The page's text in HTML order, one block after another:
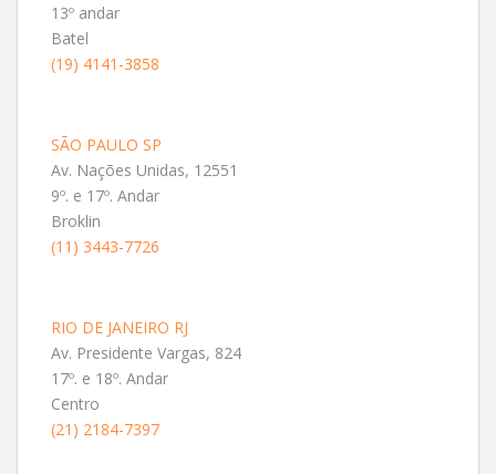
13º andar
Batel
(19) 4141-3858
SÃO PAULO SP
Av. Nações Unidas, 12551
9º. e 17º. Andar
Broklin
(11) 3443-7726
RIO DE JANEIRO RJ
Av. Presidente Vargas, 824
17º. e 18º. Andar
Centro
(21) 2184-7397